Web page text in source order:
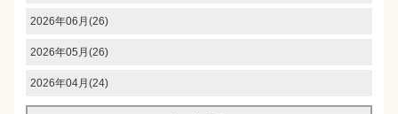
2026年06月(26)
2026年05月(26)
2026年04月(24)